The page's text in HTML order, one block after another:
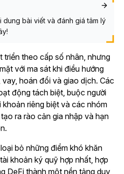
dung bài viết và đánh giá tâm lý
triển theo cấp số nhân, nhưng
với ma sát khi điều hướng
hoán đổi và giao dịch. Các
động tách biệt, buộc người
riêng biệt và các nhóm
ra rào cản gia nhập và hạn
bỏ những điểm khó khăn
khoản ký quỹ hợp nhất, hợp
DeFi thành một nền tảng duy